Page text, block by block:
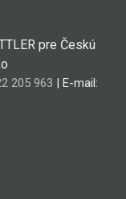
pre Českú
205 963 | E-mail: